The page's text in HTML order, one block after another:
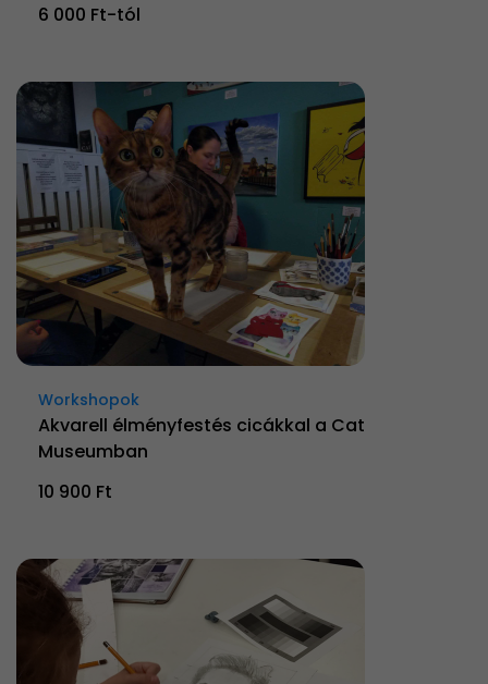
6 000 Ft-tól
Workshopok
Akvarell élményfestés cicákkal a Cat
Museumban
10 900 Ft